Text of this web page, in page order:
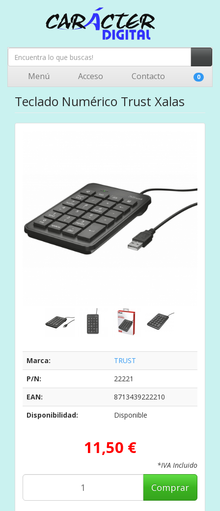
Menú Acceso Contacto 0
Teclado Numérico Trust Xalas
Marca:
TRUST
P/N:
22221
EAN:
8713439222210
Disponibilidad:
Disponible
11,50 €
*IVA Incluido
Comprar